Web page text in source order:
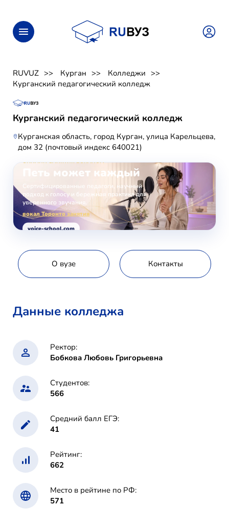
RUVUZ Курган
Колледжи
Курганский педагогический колледж
Курганский педагогический колледж
Курганская область, город Курган, улица Карельцева,
дом 32 (почтовый индекс 640021)
ОНЛАЙН-ЗАНЯТИЯ ВОКАЛОМ
Петь может каждый
Сертифицированные педагоги, научный
подход к голосу и бережная практика для
уверенного звучания.
вокал Торонто занятия
voice-school.com
О вузе Контакты
Данные колледжа
Ректор:
Бобкова Любовь Григорьевна
Студентов:
566
Средний балл ЕГЭ:
41
Рейтинг:
662
Место в рейтине по РФ:
571